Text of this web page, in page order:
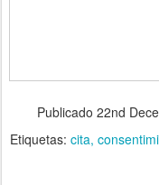
Publicado 22nd
Etiquetas: cita